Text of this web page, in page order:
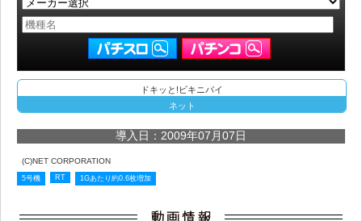
ドキッと!ビキニパイ
ネット
導入日：2009年07月07日
(C)NET CORPORATION
5号機 RT 1Gあたり約0.6枚増加